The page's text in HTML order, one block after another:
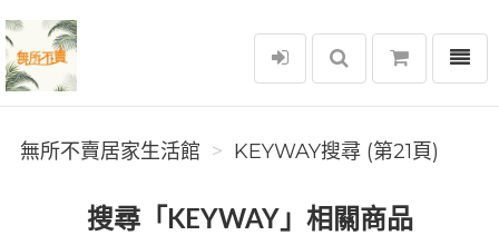
無所不賣居家生活館
選單
無所不賣居家生活館 KEYWAY搜尋 (第21頁)
搜尋「KEYWAY」相關商品